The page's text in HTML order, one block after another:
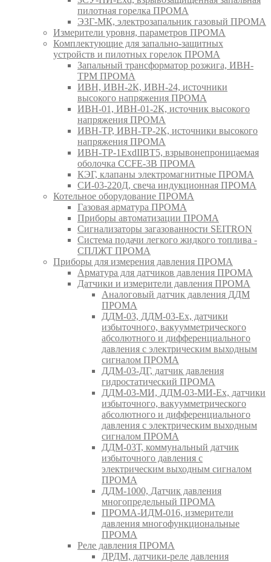
пилотная горелка ПРОМА
ЭЗГ-МК, электрозапальник газовый ПРОМА
Измерители уровня, параметров ПРОМА
Комплектующие для запально-защитных
устройств и пилотных горелок ПРОМА
Запальный трансформатор розжига, ИВН-
ТРМ ПРОМА
ИВН, ИВН-2К, ИВН-24, источники
высокого напряжения ПРОМА
ИВН-01, ИВН-01-2К, источник высокого
напряжения ПРОМА
ИВН-ТР, ИВН-ТР-2К, источники высокого
напряжения ПРОМА
ИВН-ТР-1ExdIIBT5, взрывонепроницаемая
оболочка CCFE-3B ПРОМА
КЭГ, клапаны электромагнитные ПРОМА
СИ-03-220Д, свеча индукционная ПРОМА
Котельное оборудование ПРОМА
Газовая арматура ПРОМА
Приборы автоматизации ПРОМА
Сигнализаторы загазованности SEITRON
Система подачи легкого жидкого топлива -
СПЛЖТ ПРОМА
Приборы для измерения давления ПРОМА
Арматура для датчиков давления ПРОМА
Датчики и измерители давления ПРОМА
Аналоговый датчик давления ДДМ
ПРОМА
ДДМ-03, ДДМ-03-Ех, датчики
избыточного, вакуумметрического
абсолютного и дифференциального
давления с электрическим выходным
сигналом ПРОМА
ДДМ-03-ДГ, датчик давления
гидростатический ПРОМА
ДДМ-03-МИ, ДДМ-03-МИ-Ех, датчики
избыточного, вакуумметрического
абсолютного и дифференциального
давления с электрическим выходным
сигналом ПРОМА
ДДМ-03Т, коммунальный датчик
избыточного давления с
электрическим выходным сигналом
ПРОМА
ДДМ-1000, Датчик давления
многопредельный ПРОМА
ПРОМА-ИДМ-016, измерители
давления многофункциональные
ПРОМА
Реле давления ПРОМА
ДРДМ, датчики-реле давления